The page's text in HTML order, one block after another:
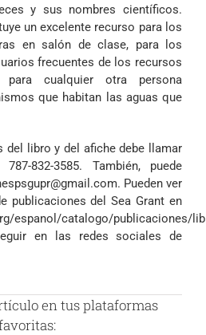
y sus nombres científicos.
un excelente recurso para los
en salón de clase, para los
frecuentes de los recursos
cualquier otra persona
que habitan las aguas que
del libro y del afiche debe llamar
787-832-3585. También, puede
. Pueden ver
publicaciones del Sea Grant en
espanol/catalogo/publicaciones/
en las redes sociales de
en tus plataformas